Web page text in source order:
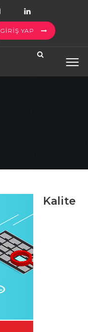
GİRİŞ YAP
Kalite